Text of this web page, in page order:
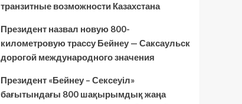
транзитные возможности Казахстана
Президент назвал новую 800-
километровую трассу Бейнеу — Саксаульск
дорогой международного значения
Президент «Бейнеу – Сексеуіл»
бағытындағы 800 шақырымдық жаңа